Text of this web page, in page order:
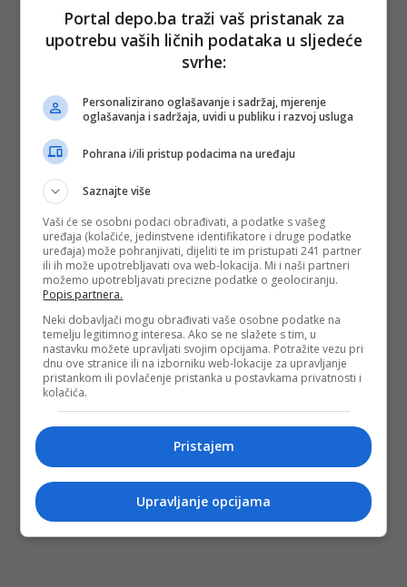
Portal depo.ba traži vaš pristanak za
upotrebu vaših ličnih podataka u sljedeće
svrhe:
Personalizirano oglašavanje i sadržaj, mjerenje
oglašavanja i sadržaja, uvidi u publiku i razvoj usluga
Pohrana i/ili pristup podacima na uređaju
Saznajte više
Vaši će se osobni podaci obrađivati, a podatke s vašeg
uređaja (kolačiće, jedinstvene identifikatore i druge podatke
uređaja) može pohranjivati, dijeliti te im pristupati 241 partner
ili ih može upotrebljavati ova web-lokacija. Mi i naši partneri
možemo upotrebljavati precizne podatke o geolociranju.
Popis partnera.
Neki dobavljači mogu obrađivati vaše osobne podatke na
temelju legitimnog interesa. Ako se ne slažete s tim, u
nastavku možete upravljati svojim opcijama. Potražite vezu pri
dnu ove stranice ili na izborniku web-lokacije za upravljanje
pristankom ili povlačenje pristanka u postavkama privatnosti i
kolačića.
Pristajem
Upravljanje opcijama